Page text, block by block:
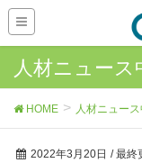
人材ニュース
HOME 人材ニュー
2022年3月20日 / 最終